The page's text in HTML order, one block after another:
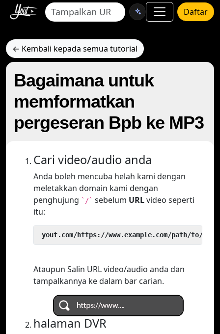
Daftar
← Kembali kepada semua tutorial
Bagaimana untuk
memformatkan
pergeseran Bpb ke MP3
Cari video/audio anda
Anda boleh mencuba helah kami dengan
meletakkan domain kami dengan
penghujung `/` sebelum URLvideo seperti
itu:
yout.com/https://www.example.com/path/to/
Ataupun Salin URL video/audio anda dan
tampalkannya ke dalam bar carian.
halaman DVR